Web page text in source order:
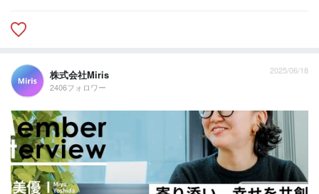
株式会社Miris
2406フォロワー
2025/06/18